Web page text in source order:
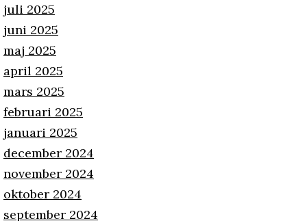
juli 2025
juni 2025
maj 2025
april 2025
mars 2025
februari 2025
januari 2025
december 2024
november 2024
oktober 2024
september 2024